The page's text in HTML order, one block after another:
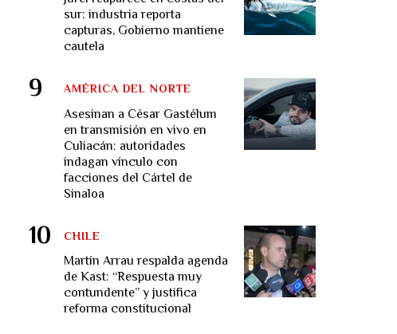
sur: industria reporta
capturas, Gobierno mantiene
cautela
Asesinan a César Gastélum
en transmisión en vivo en
Culiacán: autoridades
indagan vínculo con
facciones del Cártel de
Sinaloa
AMÉRICA DEL NORTE
Martín Arrau respalda agenda
de Kast: “Respuesta muy
contundente” y justifica
reforma constitucional
CHILE